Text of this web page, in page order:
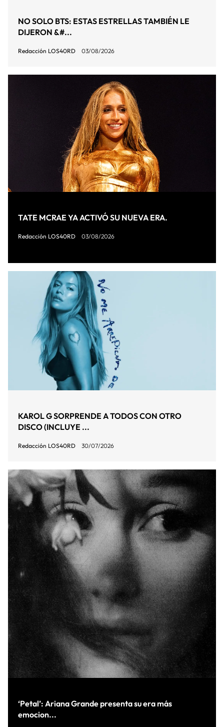
NO SOLO BTS: ESTAS ESTRELLAS TAMBIÉN LE
DIJERON &#...
Redacción LOS40RD 03/08/2026
TATE MCRAE YA ACTIVÓ SU NUEVA ERA.
Redacción LOS40RD 03/08/2026
KAROL G SORPRENDE A TODOS CON OTRO
DISCO (INCLUYE ...
Redacción LOS40RD 30/07/2026
‘Petal’: Ariana Grande presenta su era más
emocion...